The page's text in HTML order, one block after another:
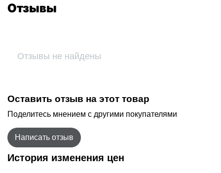
Отзывы
Отзывы не найдены
Оставить отзыв на этот товар
Поделитесь мнением с другими покупателями
Написать отзыв
История изменения цен